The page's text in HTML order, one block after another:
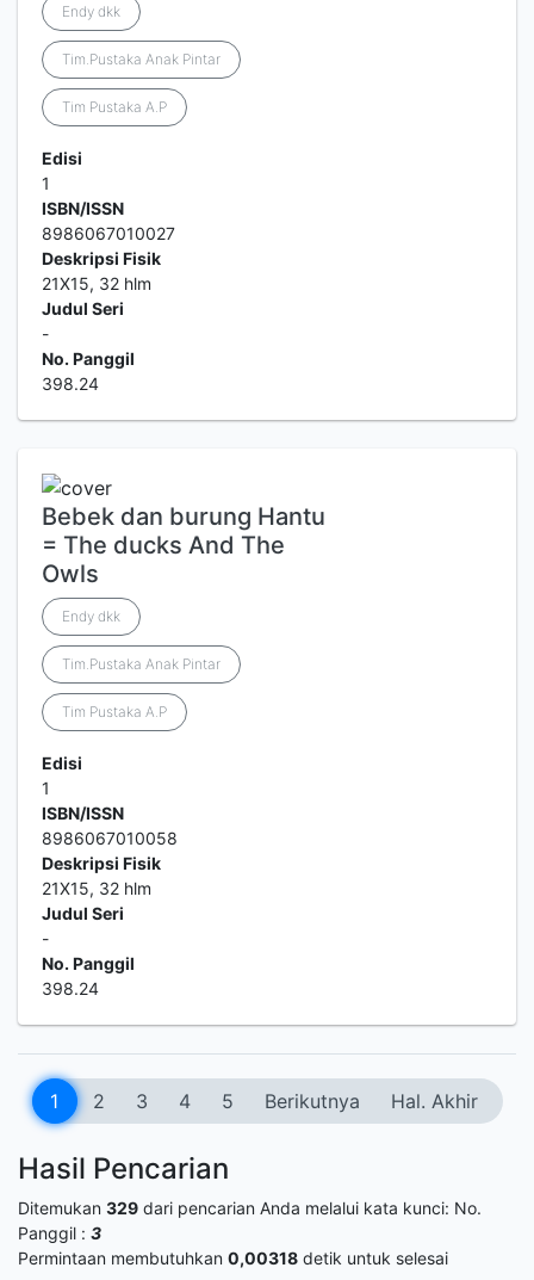
Endy dkk
Tim.Pustaka Anak Pintar
Tim Pustaka A.P
Edisi
1
ISBN/ISSN
8986067010027
Deskripsi Fisik
21X15, 32 hlm
Judul Seri
-
No. Panggil
398.24
Bebek dan burung Hantu
= The ducks And The
Owls
Endy dkk
Tim.Pustaka Anak Pintar
Tim Pustaka A.P
Edisi
1
ISBN/ISSN
8986067010058
Deskripsi Fisik
21X15, 32 hlm
Judul Seri
-
No. Panggil
398.24
1 2 3 4 5 Berikutnya Hal. Akhir
Hasil Pencarian
Ditemukan 329 dari pencarian Anda melalui kata kunci: No.
Panggil : 3
Permintaan membutuhkan 0,00318 detik untuk selesai